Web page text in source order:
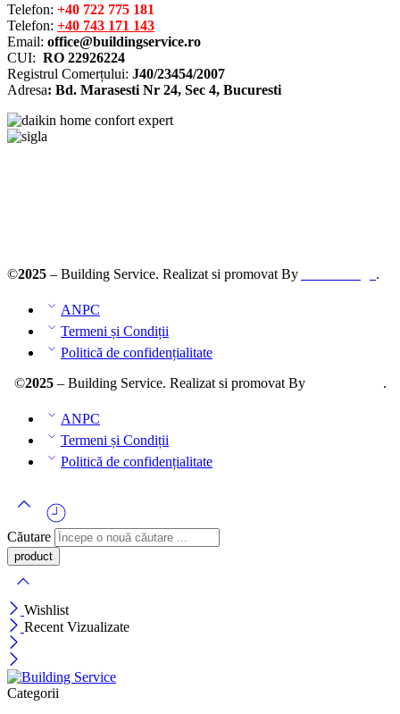
Telefon: +40 722 775 181
Telefon: +40 743 171 143
Email: office@buildingservice.ro
CUI: RO 22926224
Registrul Comerțului: J40/23454/2007
Adresa: Bd. Marasesti Nr 24, Sec 4, Bucuresti
©2025 – Building Service. Realizat si promovat By .
ANPC
Termeni și Condiții
Politică de confidențialitate
©2025– Building Service. Realizat si promovat By .
ANPC
Termeni și Condiții
Politică de confidențialitate
Căutare
Wishlist
Recent Vizualizate
Categorii